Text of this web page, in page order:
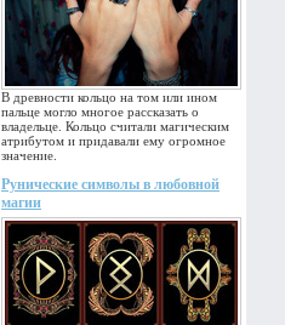
В древности кольцо на том или ином
пальце могло многое рассказать о
владельце. Кольцо считали магическим
атрибутом и придавали ему огромное
значение.
Рунические символы в любовной
магии